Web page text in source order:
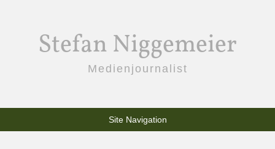
Stefan Niggemeier
Medienjournalist
Site Navigation